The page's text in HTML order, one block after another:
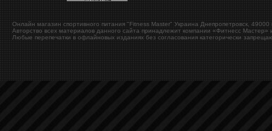
Онлайн магазин спортивного питания "Fitness Master" Украина Днепропетровск 49000
Авторство всех материалов данного сайта принадлежит компании «Фитнесс Мастер»
Любые перепечатки в офлайновых изданиях без согласования категорически